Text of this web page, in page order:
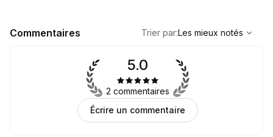
Commentaires
Les mieux notés
Trier par:Les mieux notés
5.0
2 commentaires
Écrire un commentaire